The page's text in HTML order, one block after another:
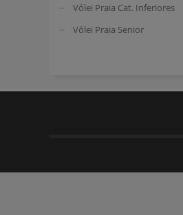
Vólei Praia Cat. Inferiores
Vólei Praia Senior